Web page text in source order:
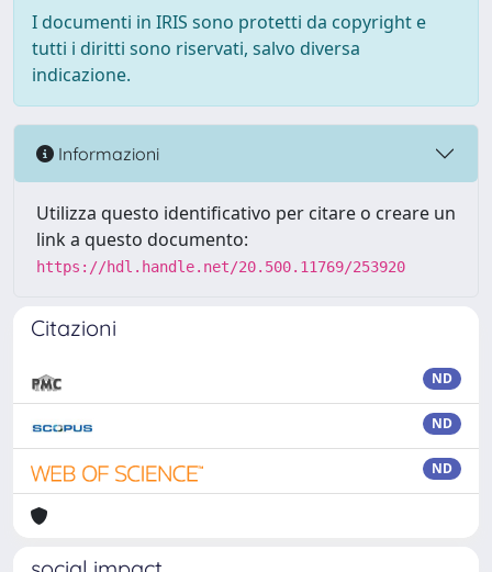
I documenti in IRIS sono protetti da copyright e
tutti i diritti sono riservati, salvo diversa
indicazione.
Informazioni
Utilizza questo identificativo per citare o creare un
link a questo documento:
https://hdl.handle.net/20.500.11769/253920
Citazioni
ND
ND
ND